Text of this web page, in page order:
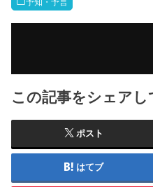
この記事をシェア
ポスト
はてブ